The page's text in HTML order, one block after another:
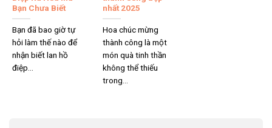
Bạn Chưa Biết
Bạn đã bao giờ tự
hỏi làm thế nào để
nhận biết lan hồ
điệp...
nhất 2025
Hoa chúc mừng
thành công là một
món quà tinh thần
không thể thiếu
trong...